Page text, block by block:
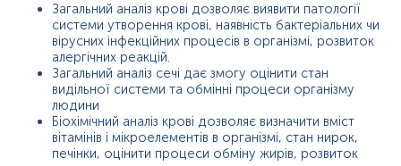
Загальний аналіз крові дозволяє виявити патології
системи утворення крові, наявність бактеріальних чи
вірусних інфекційних процесів в організмі, розвиток
алергічних реакцій.
Загальний аналіз сечі дає змогу оцінити стан
видільної системи та обмінні процеси організму
людини
Біохімічний аналіз крові дозволяє визначити вміст
вітамінів і мікроелементів в організмі, стан нирок,
печінки, оцінити процеси обміну жирів, розвиток